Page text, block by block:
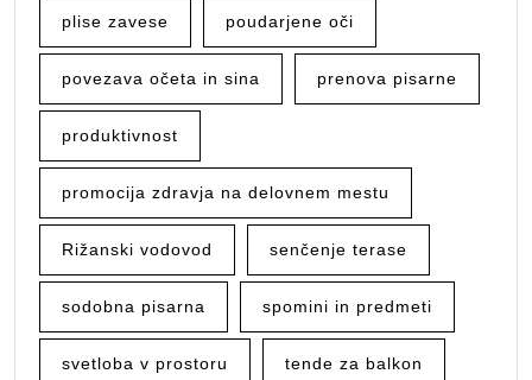
plise zavese poudarjene oči
povezava očeta in sina prenova pisarne
produktivnost
promocija zdravja na delovnem mestu
Rižanski vodovod senčenje terase
sodobna pisarna spomini in predmeti
svetloba v prostoru tende za balkon